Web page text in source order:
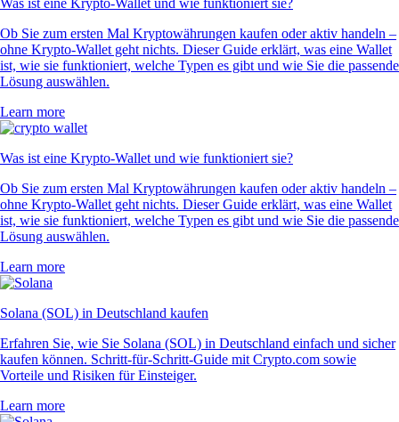
Ob Sie zum ersten Mal Kryptowährungen kaufen oder aktiv handeln –
ohne Krypto-Wallet geht nichts. Dieser Guide erklärt, was eine Wallet
ist, wie sie funktioniert, welche Typen es gibt und wie Sie die passende
Lösung auswählen.
Learn more
Was ist eine Krypto-Wallet und wie funktioniert sie?
Ob Sie zum ersten Mal Kryptowährungen kaufen oder aktiv handeln –
ohne Krypto-Wallet geht nichts. Dieser Guide erklärt, was eine Wallet
ist, wie sie funktioniert, welche Typen es gibt und wie Sie die passende
Lösung auswählen.
Learn more
Solana (SOL) in Deutschland kaufen
Erfahren Sie, wie Sie Solana (SOL) in Deutschland einfach und sicher
kaufen können. Schritt-für-Schritt-Guide mit Crypto.com sowie
Vorteile und Risiken für Einsteiger.
Learn more